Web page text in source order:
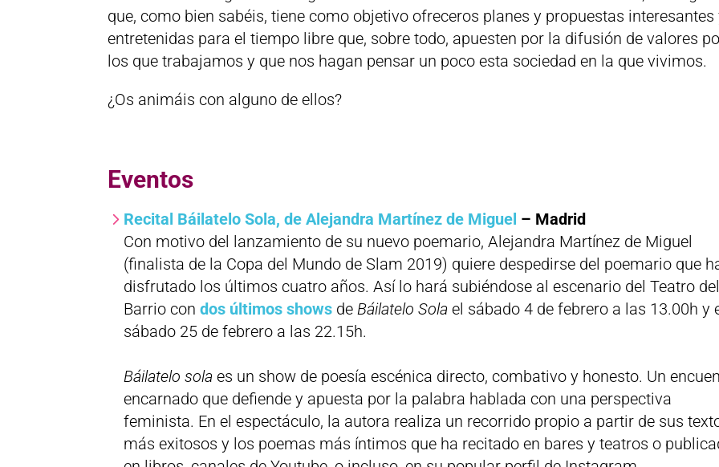
que, como bien sabéis, tiene como objetivo ofreceros planes y propuestas interesantes
entretenidas para el tiempo libre que, sobre todo, apuesten por la difusión de valores
los que trabajamos y que nos hagan pensar un poco esta sociedad en la que vivimos.
¿Os animáis con alguno de ellos?
Eventos
Recital Báilatelo Sola, de Alejandra Martínez de Miguel – Madrid
Con motivo del lanzamiento de su nuevo poemario, Alejandra Martínez de Miguel
(finalista de la Copa del Mundo de Slam 2019) quiere despedirse del poemario que
disfrutado los últimos cuatro años. Así lo hará subiéndose al escenario del Teatro del
Barrio condos últimos shows de Báilatelo Sola el sábado 4 de febrero a las 13.00h y
sábado 25 de febrero a las 22.15h.
Báilatelo sola es un show de poesía escénica directo, combativo y honesto. Un
encarnado que defiende y apuesta por la palabra hablada con una perspectiva
feminista. En el espectáculo, la autora realiza un recorrido propio a partir de sus
más exitosos y los poemas más íntimos que ha recitado en bares y teatros o